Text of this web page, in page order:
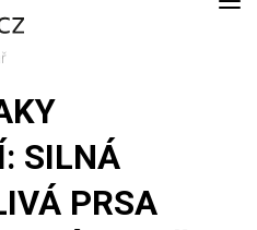
LÉKAŘ
SILNÁ
PRSA